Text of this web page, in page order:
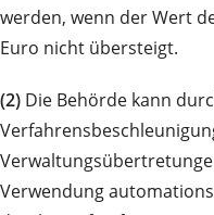
werden, wenn der Wert
Euro nicht übersteigt.
(2) Die Behörde kann
Verwendung